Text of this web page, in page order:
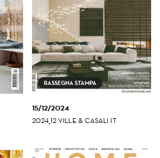
RASSEGNA STAMPA
15/12/2024
2024_12 VILLE & CASALI IT